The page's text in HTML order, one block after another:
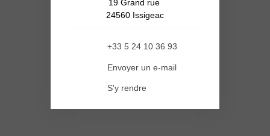
19 Grand rue
24560 Issigeac
+33 5 24 10 36 93
Envoyer un e-mail
S'y rendre